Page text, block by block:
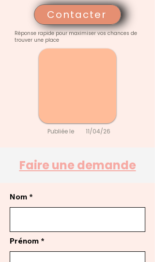
Contacter
Réponse rapide pour maximiser vos chances de
trouver une place
Publiée le 11/04/26
Faire une demande
Nom
Prénom